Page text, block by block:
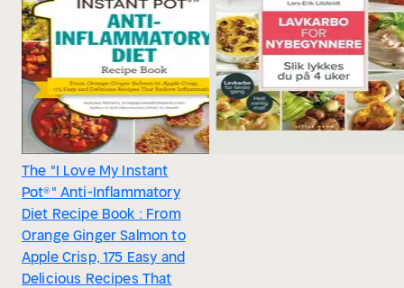
The "I Love My Instant
Pot®" Anti-Inflammatory
Diet Recipe Book : From
Orange Ginger Salmon to
Apple Crisp, 175 Easy and
Delicious Recipes That